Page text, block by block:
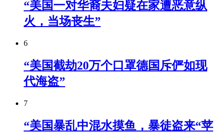
“美国一对华裔夫妇疑在家遭恶意纵
火，当场丧生”
6
“美国截劫20万个口罩德国斥俨如现
代海盗”
7
“美国暴乱中混水摸鱼，暴徒盗来“苹